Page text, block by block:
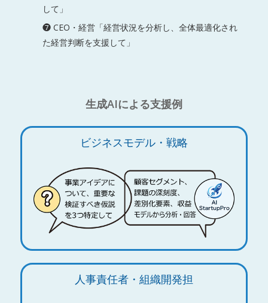
して」
❼ CEO・経営「経営状況を分析し、全体最適化され
た経営判断を支援して」
生成AIによる支援例
ビジネスモデル・戦略
人事責任者・組織開発担